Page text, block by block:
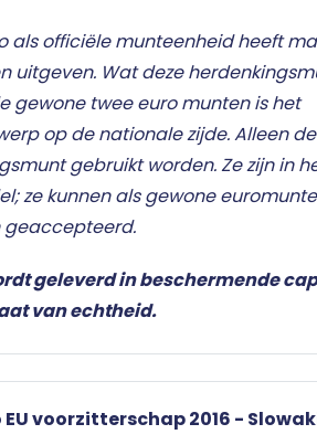
als officiële munteenheid heeft
uitgeven. Wat deze
gewone twee euro munten is het
op de nationale zijde. Alleen
gebruikt worden. Ze zijn in
ze kunnen als gewone
geaccepteerd.
geleverd in beschermende
van echtheid.
EU voorzitterschap 2016 -